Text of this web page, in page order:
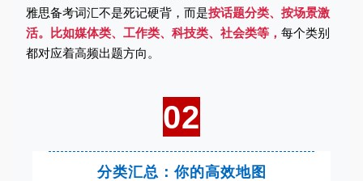
雅思备考词汇不是死记硬背，而是按话题分类、按场景激
活。比如媒体类、工作类、科技类、社会类等， 每个类别
都对应着高频出题方向。
02
分类汇总：你的高效地图